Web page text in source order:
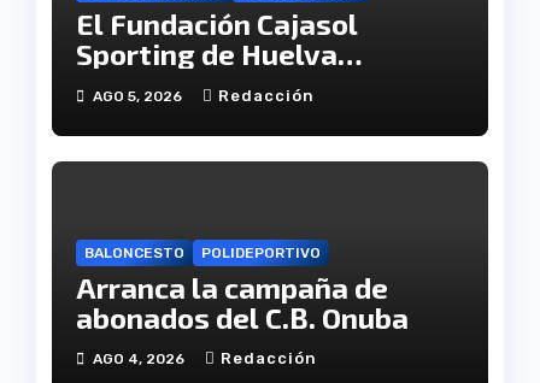
El Fundación Cajasol
Sporting de Huelva
disputará la Copa de
Andalucía en el Estadio
Antonio Toledo Sánchez
AGO 5, 2026 Redacción
BALONCESTO POLIDEPORTIVO
Arranca la campaña de
abonados del C.B. Onuba
AGO 4, 2026 Redacción